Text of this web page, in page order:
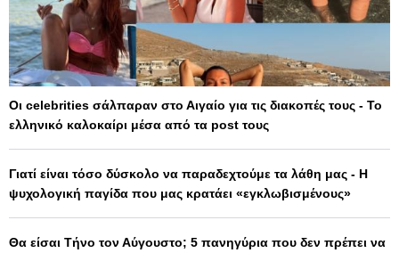
Οι celebrities σάλπαραν στο Αιγαίο για τις διακοπές τους - Το
ελληνικό καλοκαίρι μέσα από τα post τους
Γιατί είναι τόσο δύσκολο να παραδεχτούμε τα λάθη μας - Η
ψυχολογική παγίδα που μας κρατάει «εγκλωβισμένους»
Θα είσαι Τήνο τον Αύγουστο; 5 πανηγύρια που δεν πρέπει να